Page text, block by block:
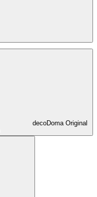
decoDoma Original